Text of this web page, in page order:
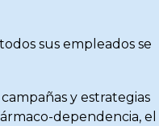
sus empleados se
y estrategias
dependencia, el